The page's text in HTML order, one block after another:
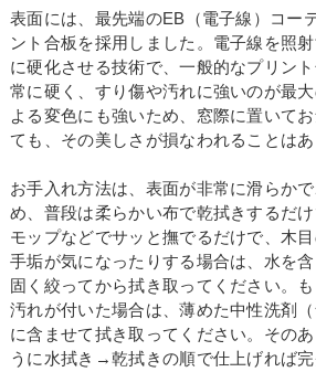
表面には、最先端のEB（電子線）コー
ント合板を採用しました。電子線を照
に硬化させる技術で、一般的なプリン
常に硬く、すり傷や汚れに強いのが最
よる変色にも強いため、窓際に置いて
ても、その美しさが損なわれることはあ
お手入れ方法は、表面が非常に滑らか
め、普段は柔らかい布で乾拭きするだ
モップなどでサッと撫でるだけで、木目
手垢が気になったりする場合は、水を
固く絞ってから拭き取ってください。
汚れが付いた場合は、薄めた中性洗剤
に含ませて拭き取ってください。その
うに水拭き→乾拭きの順で仕上げれば完